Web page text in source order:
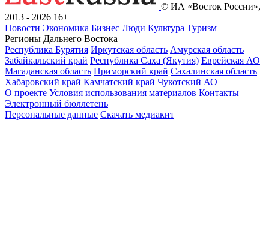
© ИА «Восток России»,
2013 - 2026 16+
Новости Экономика Бизнес Люди Культура Туризм
Регионы Дальнего Востока
Республика Бурятия Иркутская область Амурская область
Забайкальский край Республика Саха (Якутия) Еврейская АО
Магаданская область Приморский край Сахалинская область
Хабаровский край Камчатский край Чукотский АО
О проекте Условия использования материалов Контакты
Электронный бюллетень
Персональные данные Скачать медиакит